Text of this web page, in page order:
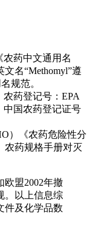
农药中文通用名
名“Methomyl”遵
规范。
药登记号：EPA
中国农药登记证号
）《农药危险性分
农药规格手册对灭
欧盟2002年撤
。以上信息综
件及化学品数